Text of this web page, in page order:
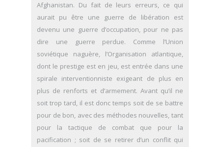
Afghanistan. Du fait de leurs erreurs, ce qui
aurait pu être une guerre de libération est
devenu une guerre d’occupation, pour ne pas
dire une guerre perdue. Comme l’Union
soviétique naguère, l’Organisation atlantique,
dont le prestige est en jeu, est entrée dans une
spirale interventionniste exigeant de plus en
plus de renforts et d’armement. Avant qu’il ne
soit trop tard, il est donc temps soit de se battre
pour de bon, avec des méthodes nouvelles, tant
pour la tactique de combat que pour la
pacification ; soit de se retirer d’un conflit qui